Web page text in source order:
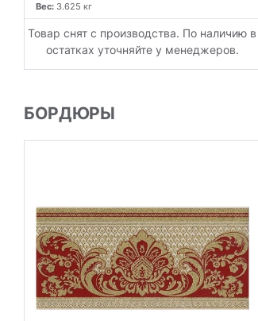
Вес: 3.625 кг
Товар снят с производства. По наличию в
остатках уточняйте у менеджеров.
БОРДЮРЫ